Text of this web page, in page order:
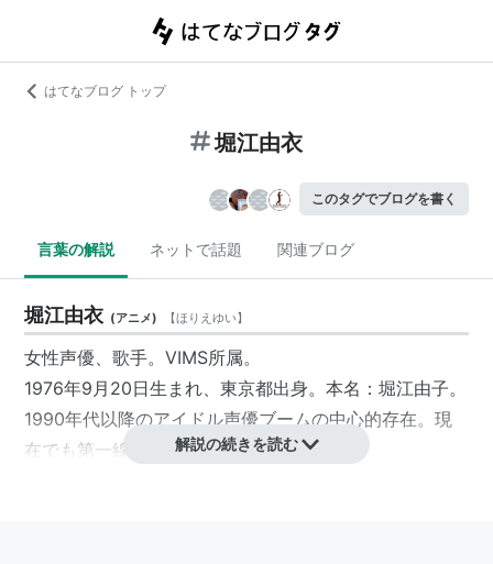
はてなブログ トップ
堀江由衣
このタグでブログを書く
言葉の解説 ネットで話題 関連ブログ
堀江由衣 (アニメ) 【ほりえゆい】
女性声優、歌手。VIMS所属。
1976年9月20日生まれ、東京都出身。本名：堀江由子。
1990年代以降のアイドル声優ブームの中心的存在。現
在でも第一線で活躍中。解説の続きを読む